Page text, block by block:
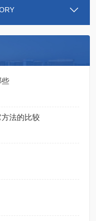
些
法的比较